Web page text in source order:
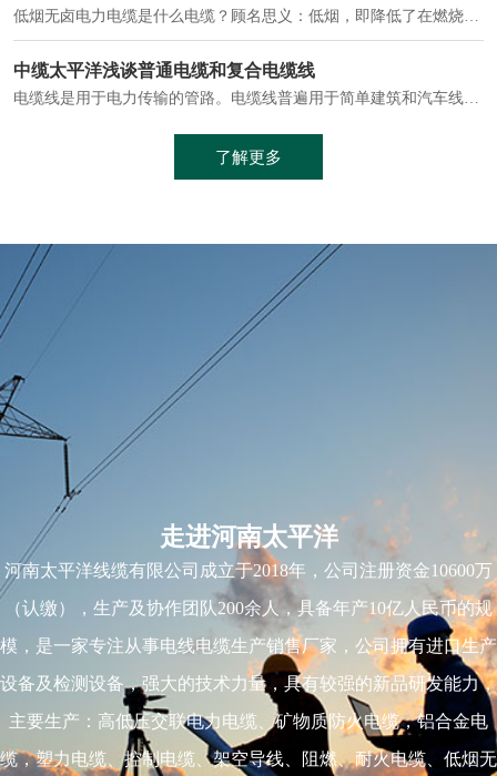
低烟无卤电力电缆是什么电缆？顾名思义：低烟，即降低了在燃烧时有害物体的产生；卤素对于人体来说是一种有毒气体，无卤就是没有毒气体的释放，通常是针对电缆遇火灾时而言的。低烟无卤电力电缆又可以称之为环保电缆，低烟无卤电缆大多数用于医院和对环境卫生要求比较严格的地方。
中缆太平洋浅谈普通电缆和复合电缆线
电缆线是用于电力传输的管路。电缆线普遍用于简单建筑和汽车线材，作为能源输送缆线，电缆线的复杂结构勿庸置疑。根据目标功能，电缆线具有以下一些特点：建筑用和车用线材要求轻质、大批量生产、价格低廉、具有相当的电学和力学性能和长时间的耐老化性能；工业用线材必须具有符合客户要求的性能；
了解更多
走进河南太平洋
河南太平洋线缆有限公司成立于2018年，公司注册资金10600万
（认缴），生产及协作团队200余人，具备年产10亿人民币的规
模，是一家专注从事电线电缆生产销售厂家，公司拥有进口生产
设备及检测设备，强大的技术力量，具有较强的新品研发能力，
主要生产：高低压交联电力电缆、矿物质防火电缆，铝合金电
缆，塑力电缆、控制电缆、架空导线、阻燃、耐火电缆、低烟无